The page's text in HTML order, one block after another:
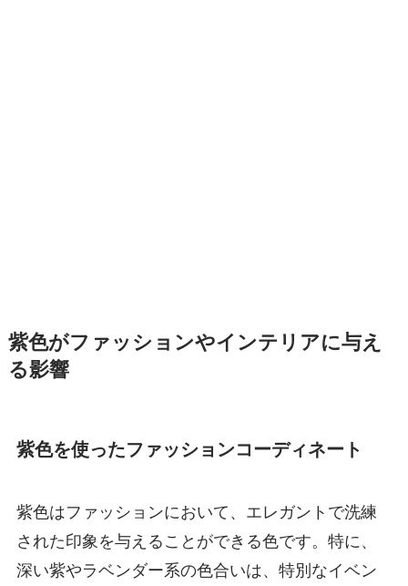
紫色がファッションやインテリアに与え
る影響
紫色を使ったファッションコーディネート
紫色はファッションにおいて、エレガントで洗練
された印象を与えることができる色です。特に、
深い紫やラベンダー系の色合いは、特別なイベン